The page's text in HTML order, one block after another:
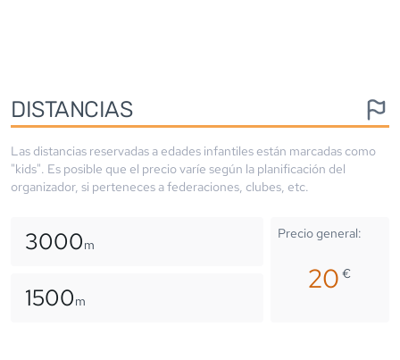
DISTANCIAS
Las distancias reservadas a edades infantiles están marcadas como
"kids". Es posible que el precio varíe según la planificación del
organizador, si perteneces a federaciones, clubes, etc.
3000m
1500m
Precio general:
20€